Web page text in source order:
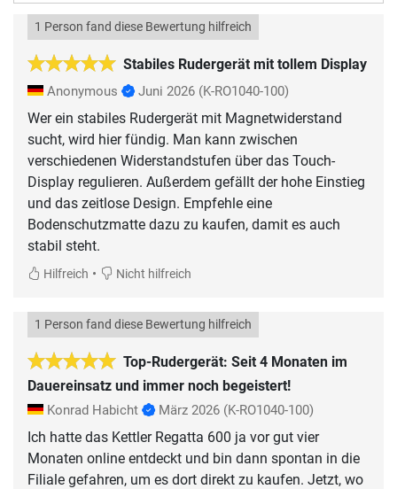
Stabiles Rudergerät mit tollem Display
1 Person fand diese Bewertung hilfreich
Anonymous Juni 2026 (K-RO1040-100)
Wer ein stabiles Rudergerät mit Magnetwiderstand
sucht, wird hier fündig. Man kann zwischen
verschiedenen Widerstandstufen über das Touch-
Display regulieren. Außerdem gefällt der hohe Einstieg
und das zeitlose Design. Empfehle eine
Bodenschutzmatte dazu zu kaufen, damit es auch
stabil steht.
Hilfreich • Nicht hilfreich
Top-Rudergerät: Seit 4 Monaten im
Dauereinsatz und immer noch begeistert!
1 Person fand diese Bewertung hilfreich
Konrad Habicht März 2026 (K-RO1040-100)
Ich hatte das Kettler Regatta 600 ja vor gut vier
Monaten online entdeckt und bin dann spontan in die
Filiale gefahren, um es dort direkt zu kaufen. Jetzt, wo